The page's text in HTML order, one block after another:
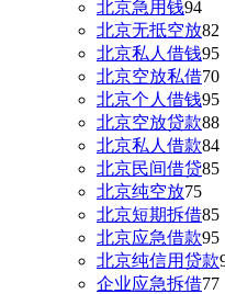
北京急用钱94
北京无抵空放82
北京私人借钱95
北京空放私借70
北京个人借钱95
北京空放贷款88
北京私人借款84
北京民间借贷85
北京纯空放75
北京短期拆借85
北京应急借款95
北京纯信用贷款
企业应急拆借77